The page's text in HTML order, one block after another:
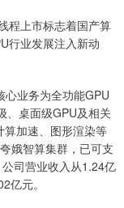
程上市标志着国产算
行业发展注入新动
业务为全功能GPU
、桌面级GPU及相关
算加速、图形渲染等
娥智算集群，已可支
司营业收入从1.24亿
亿元。